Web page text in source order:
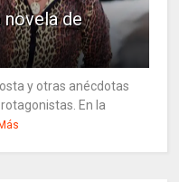
novela de
y otras anécdotas
En la